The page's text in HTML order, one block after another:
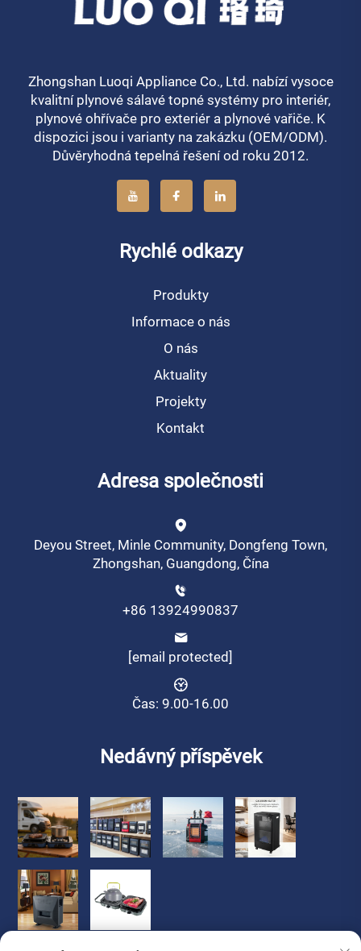
Zhongshan Luoqi Appliance Co., Ltd. nabízí vysoce
kvalitní plynové sálavé topné systémy pro interiér,
plynové ohřívače pro exteriér a plynové vařiče. K
dispozici jsou i varianty na zakázku (OEM/ODM).
Důvěryhodná tepelná řešení od roku 2012.
Rychlé odkazy
Produkty
Informace o nás
O nás
Aktuality
Projekty
Kontakt
Adresa společnosti
Deyou Street, Minle Community, Dongfeng Town,
Zhongshan, Guangdong, Čína
+86 13924990837
[email protected]
Čas: 9.00-16.00
Nedávný příspěvek